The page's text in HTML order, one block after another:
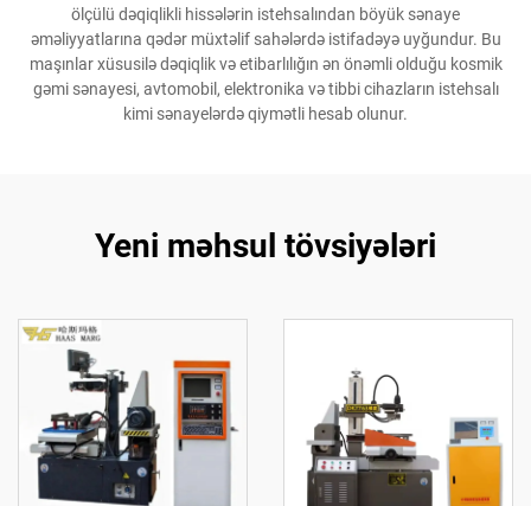
ölçülü dəqiqlikli hissələrin istehsalından böyük sənaye
əməliyyatlarına qədər müxtəlif sahələrdə istifadəyə uyğundur. Bu
maşınlar xüsusilə dəqiqlik və etibarlılığın ən önəmli olduğu kosmik
gəmi sənayesi, avtomobil, elektronika və tibbi cihazların istehsalı
kimi sənayelərdə qiymətli hesab olunur.
Yeni məhsul tövsiyələri